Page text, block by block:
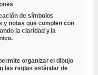
de símbolos
y notas que cumplen con
la claridad y la
organizar el dibujo
las reglas estándar de